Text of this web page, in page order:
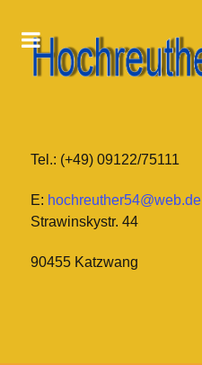
Tel.: (+49) 09122/75111
E: hochreuther54@web.de
Strawinskystr. 44
90455 Katzwang